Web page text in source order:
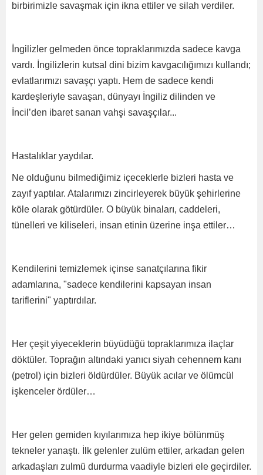
birbirimizle savaşmak için ikna ettiler ve silah verdiler.
İngilizler gelmeden önce topraklarımızda sadece kavga
vardı. İngilizlerin kutsal dini bizim kavgacılığımızı kullandı;
evlatlarımızı savaşçı yaptı. Hem de sadece kendi
kardeşleriyle savaşan, dünyayı İngiliz dilinden ve
İncil’den ibaret sanan vahşi savaşçılar...
Hastalıklar yaydılar.
Ne olduğunu bilmediğimiz içeceklerle bizleri hasta ve
zayıf yaptılar. Atalarımızı zincirleyerek büyük şehirlerine
köle olarak götürdüler. O büyük binaları, caddeleri,
tünelleri ve kiliseleri, insan etinin üzerine inşa ettiler…
Kendilerini temizlemek içinse sanatçılarına fikir
adamlarına, "sadece kendilerini kapsayan insan
tariflerini" yaptırdılar.
Her çeşit yiyeceklerin büyüdüğü topraklarımıza ilaçlar
döktüler. Toprağın altındaki yanıcı siyah cehennem kanı
(petrol) için bizleri öldürdüler. Büyük acılar ve ölümcül
işkenceler ördüler…
Her gelen gemiden kıyılarımıza hep ikiye bölünmüş
tekneler yanaştı. İlk gelenler zulüm ettiler, arkadan gelen
arkadaşları zulmü durdurma vaadiyle bizleri ele geçirdiler.